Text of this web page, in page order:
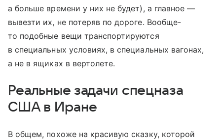
а больше времени у них не будет), а главное —
вывезти их, не потеряв по дороге. Вообще-
то подобные вещи транспортируются
в специальных условиях, в специальных вагонах,
а не в ящиках в вертолете.
Реальные задачи спецназа
США в Иране
В общем, похоже на красивую сказку, которой